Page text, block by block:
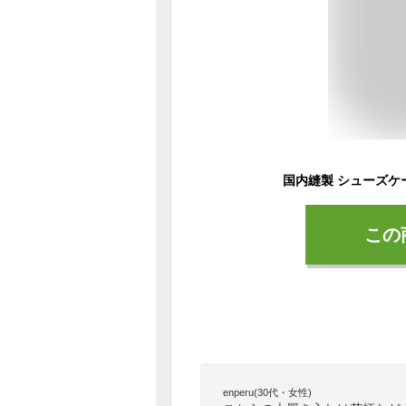
こ
enperu(30代・女性)